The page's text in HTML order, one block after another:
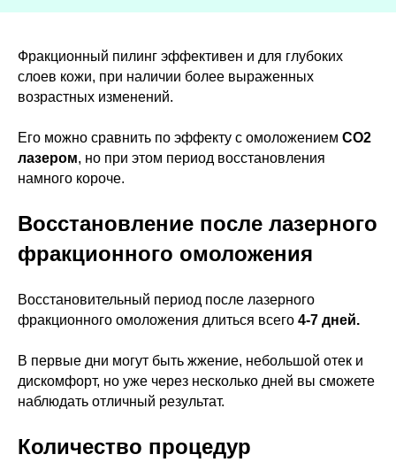
Фракционный пилинг эффективен и для глубоких
слоев кожи, при наличии более выраженных
возрастных изменений.
Его можно сравнить по эффекту с омоложением CO2
лазером, но при этом период восстановления
намного короче.
Восстановление после лазерного
фракционного омоложения
Восстановительный период после лазерного
фракционного омоложения длиться всего 4-7 дней.
В первые дни могут быть жжение, небольшой отек и
дискомфорт, но уже через несколько дней вы сможете
наблюдать отличный результат.
Количество процедур